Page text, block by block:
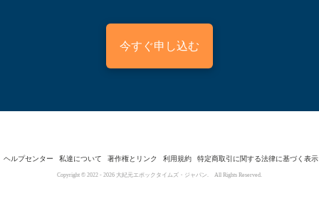
今すぐ申し込む
ヘルプセンター 私達について 著作権とリンク 利用規約 特定商取引に関する法律に基づく表示
Copyright © 2022 - 2026 大紀元エポックタイムズ・ジャパン. All Rights Reserved.